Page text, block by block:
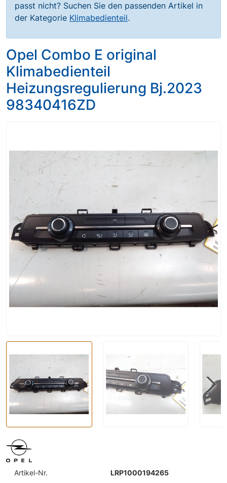
passt nicht? Suchen Sie den passenden Artikel in
der Kategorie Klimabedienteil.
Opel Combo E original
Klimabedienteil
Heizungsregulierung Bj.2023
98340416ZD
Artikel-Nr. LRP1000194265